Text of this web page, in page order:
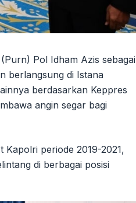
Pol Idham Azis sebagai
berlangsung di Istana
berdasarkan Keppres
angin segar bagi
periode 2019-2021,
di berbagai posisi